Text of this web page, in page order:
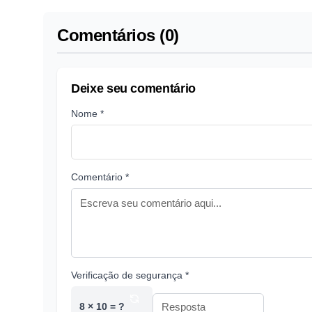
Comentários (0)
Deixe seu comentário
Nome *
Comentário *
Verificação de segurança *
8 × 10 = ?